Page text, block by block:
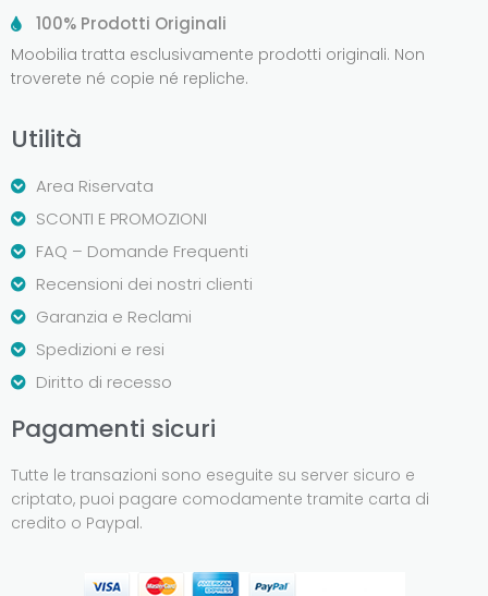
100% Prodotti Originali
Moobilia tratta esclusivamente prodotti originali. Non
troverete né copie né repliche.
Utilità
Area Riservata
SCONTI E PROMOZIONI
FAQ – Domande Frequenti
Recensioni dei nostri clienti
Garanzia e Reclami
Spedizioni e resi
Diritto di recesso
Pagamenti sicuri
Tutte le transazioni sono eseguite su server sicuro e
criptato, puoi pagare comodamente tramite carta di
credito o Paypal.